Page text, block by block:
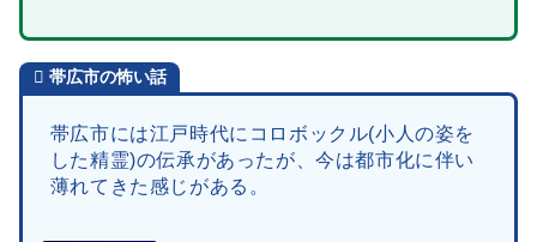
帯広市の怖い話
帯広市には江戸時代にコロボックル(小人の姿を
した精霊)の伝承があったが、今は都市化に伴い
薄れてきた感じがある。